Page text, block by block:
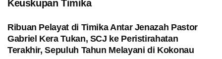
Keuskupan Timika
Ribuan Pelayat di Timika Antar Jenazah Pastor
Gabriel Kera Tukan, SCJ ke Peristirahatan
Terakhir, Sepuluh Tahun Melayani di Kokonau